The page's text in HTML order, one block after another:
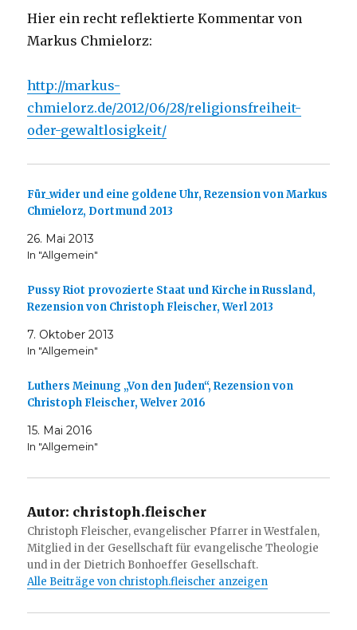
Hier ein recht reflektierte Kommentar von
Markus Chmielorz:
http://markus-
chmielorz.de/2012/06/28/religionsfreiheit-
oder-gewaltlosigkeit/
Für_wider und eine goldene Uhr, Rezension von Markus
Chmielorz, Dortmund 2013
26. Mai 2013
In "Allgemein"
Pussy Riot provozierte Staat und Kirche in Russland,
Rezension von Christoph Fleischer, Werl 2013
7. Oktober 2013
In "Allgemein"
Luthers Meinung „Von den Juden“, Rezension von
Christoph Fleischer, Welver 2016
15. Mai 2016
In "Allgemein"
Autor: christoph.fleischer
Christoph Fleischer, evangelischer Pfarrer in Westfalen,
Mitglied in der Gesellschaft für evangelische Theologie
und in der Dietrich Bonhoeffer Gesellschaft.
Alle Beiträge von christoph.fleischer anzeigen